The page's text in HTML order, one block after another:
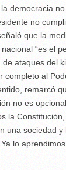
democracia
no
que la
“es el
de ataques del
completo al
remarcó
no es
la
una sociedad
lo